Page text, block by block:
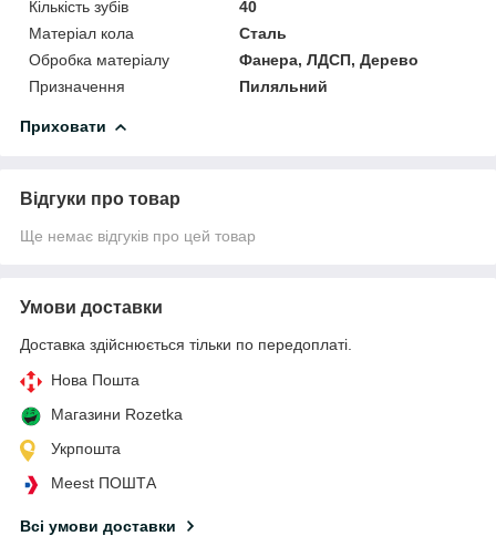
Кількість зубів
40
Матеріал кола
Сталь
Обробка матеріалу
Фанера, ЛДСП, Дерево
Призначення
Пиляльний
Приховати
Відгуки про товар
Ще немає відгуків про цей товар
Умови доставки
Доставка здійснюється тільки по передоплаті.
Нова Пошта
Магазини Rozetka
Укрпошта
Meest ПОШТА
Всі умови доставки